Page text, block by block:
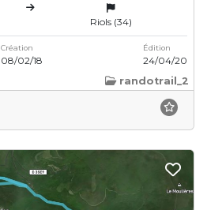
Riols (34)
Création
08/02/18
Édition
24/04/20
randotrail_2